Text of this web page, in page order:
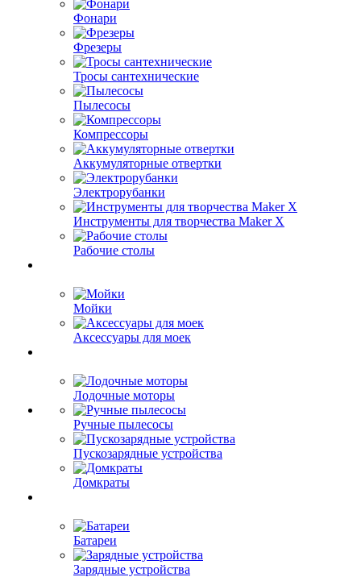
Фонари
Фрезеры
Тросы сантехнические
Пылесосы
Компрессоры
Аккумуляторные отвертки
Электрорубанки
Инструменты для творчества Maker X
Рабочие столы
Мойки
Аксессуары для моек
Лодочные моторы
Ручные пылесосы
Пускозарядные устройства
Домкраты
Батареи
Зарядные устройства